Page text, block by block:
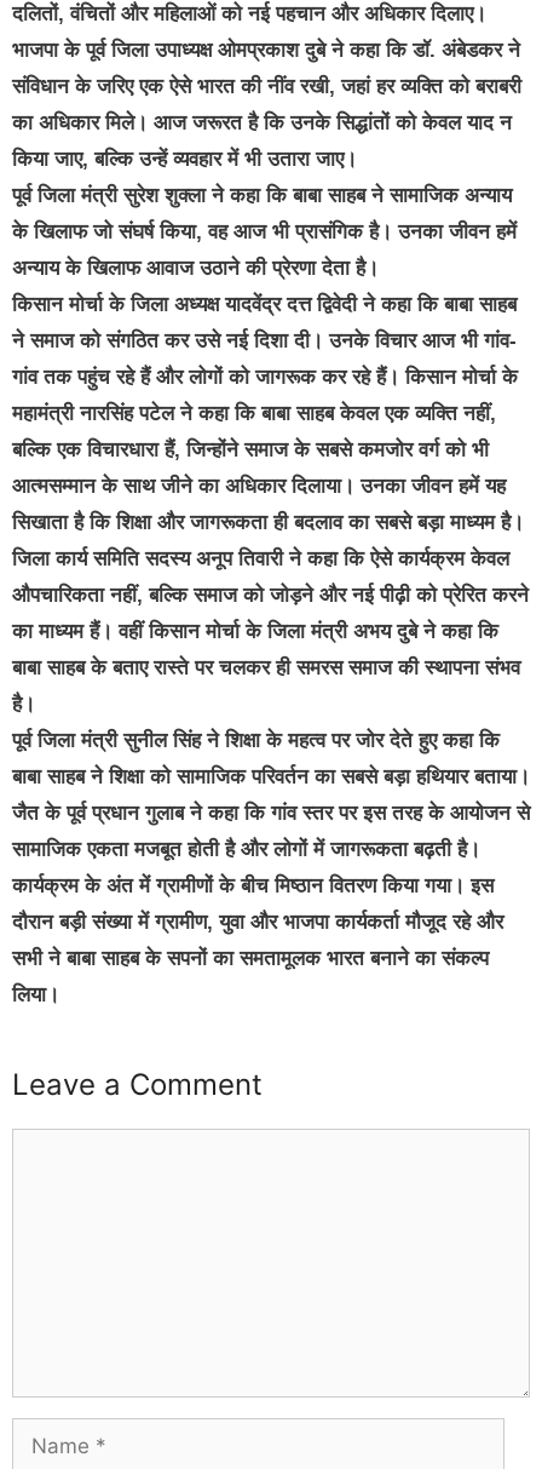
दलितों, वंचितों और महिलाओं को नई पहचान और अधिकार दिलाए।
भाजपा के पूर्व जिला उपाध्यक्ष ओमप्रकाश दुबे ने कहा कि डॉ. अंबेडकर ने
संविधान के जरिए एक ऐसे भारत की नींव रखी, जहां हर व्यक्ति को बराबरी
का अधिकार मिले। आज जरूरत है कि उनके सिद्धांतों को केवल याद न
किया जाए, बल्कि उन्हें व्यवहार में भी उतारा जाए।
पूर्व जिला मंत्री सुरेश शुक्ला ने कहा कि बाबा साहब ने सामाजिक अन्याय
के खिलाफ जो संघर्ष किया, वह आज भी प्रासंगिक है। उनका जीवन हमें
अन्याय के खिलाफ आवाज उठाने की प्रेरणा देता है।
किसान मोर्चा के जिला अध्यक्ष यादवेंद्र दत्त द्विवेदी ने कहा कि बाबा साहब
ने समाज को संगठित कर उसे नई दिशा दी। उनके विचार आज भी गांव-
गांव तक पहुंच रहे हैं और लोगों को जागरूक कर रहे हैं। किसान मोर्चा के
महामंत्री नारसिंह पटेल ने कहा कि बाबा साहब केवल एक व्यक्ति नहीं,
बल्कि एक विचारधारा हैं, जिन्होंने समाज के सबसे कमजोर वर्ग को भी
आत्मसम्मान के साथ जीने का अधिकार दिलाया। उनका जीवन हमें यह
सिखाता है कि शिक्षा और जागरूकता ही बदलाव का सबसे बड़ा माध्यम है।
जिला कार्य समिति सदस्य अनूप तिवारी ने कहा कि ऐसे कार्यक्रम केवल
औपचारिकता नहीं, बल्कि समाज को जोड़ने और नई पीढ़ी को प्रेरित करने
का माध्यम हैं। वहीं किसान मोर्चा के जिला मंत्री अभय दुबे ने कहा कि
बाबा साहब के बताए रास्ते पर चलकर ही समरस समाज की स्थापना संभव
है।
पूर्व जिला मंत्री सुनील सिंह ने शिक्षा के महत्व पर जोर देते हुए कहा कि
बाबा साहब ने शिक्षा को सामाजिक परिवर्तन का सबसे बड़ा हथियार बताया।
जैत के पूर्व प्रधान गुलाब ने कहा कि गांव स्तर पर इस तरह के आयोजन से
सामाजिक एकता मजबूत होती है और लोगों में जागरूकता बढ़ती है।
कार्यक्रम के अंत में ग्रामीणों के बीच मिष्ठान वितरण किया गया। इस
दौरान बड़ी संख्या में ग्रामीण, युवा और भाजपा कार्यकर्ता मौजूद रहे और
सभी ने बाबा साहब के सपनों का समतामूलक भारत बनाने का संकल्प
लिया।
Leave a Comment